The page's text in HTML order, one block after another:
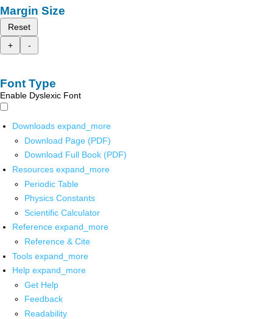
Margin Size
Reset
+
-
Font Type
Enable Dyslexic Font
Downloads expand_more
Download Page (PDF)
Download Full Book (PDF)
Resources expand_more
Periodic Table
Physics Constants
Scientific Calculator
Reference expand_more
Reference & Cite
Tools expand_more
Help expand_more
Get Help
Feedback
Readability